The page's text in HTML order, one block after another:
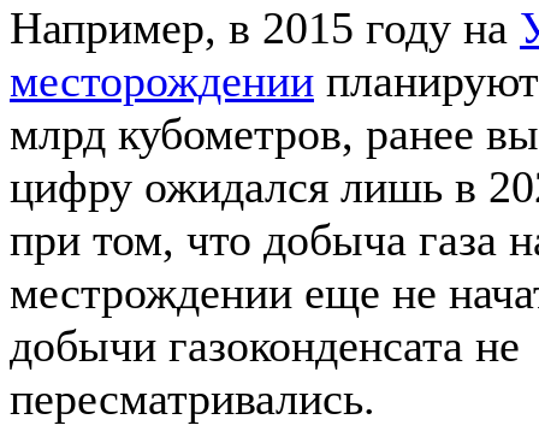
Например, в 2015 году на
месторождении
млрд кубометров, ранее
цифру ожидался лишь в
при том, что добыча газа
местрождении еще не
добычи газоконденсата не
пересматривались.